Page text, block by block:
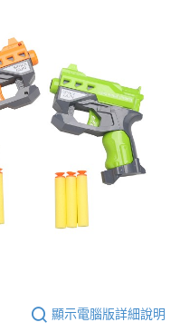
顯示電腦版詳細說明